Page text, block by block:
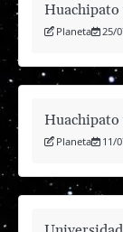
Planeta 25/
Huachipato
Planeta 11/